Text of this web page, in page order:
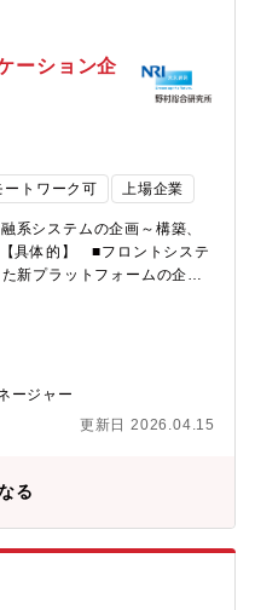
て大規模な提案をしたい方
ビスの経験を積みたい方★魅
る自社サービス日本で初め
同社は、国内最大規模のネ
自社の基盤に幅広い自社サ
で幅広い技術を身に着けら
実績。数億以上の大規模案
、各業界のトップ10企業に
能です。■最先端技術を独自
といった最先端のIT技術を自
の技術を身に着けたい、自
メの環境です■経営基盤が極
割以上あります。また、昨対
ャリアフレックスタイム制度
ワークなど、社員一人ひと
ーション企
ートワーク可 上場企業
系システムの企画～構築、
具体的】 ■フロントシステ
新プラットフォームの企画
・オフィス）■大規模保守エ
・テーマ】配属される部著
ジネス・サービス・テーマ
営業・提案・お客様の新た
た大規模開発プロジェク
からDX企画、営業、提案と
拡げるチャンスに恵まれて
ネスアナリスト、ストラテ
データサイエンティスト、
ションエンジニア、営業な
【配属想定組織】保険ソリ
ージャー
更新日 2026.04.15
る